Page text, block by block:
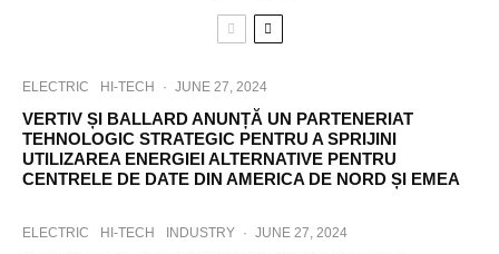
ELECTRIC HI-TECH · JUNE 27, 2024
VERTIV ȘI BALLARD ANUNȚĂ UN PARTENERIAT
TEHNOLOGIC STRATEGIC PENTRU A SPRIJINI
UTILIZAREA ENERGIEI ALTERNATIVE PENTRU
CENTRELE DE DATE DIN AMERICA DE NORD ȘI EMEA
ELECTRIC HI-TECH INDUSTRY · JUNE 27, 2024